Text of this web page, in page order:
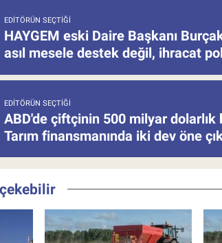
EDITÖRÜN SEÇTIĞI
HAYGEM eski Daire Başkanı
asıl mesele destek değil, ihracat
EDITÖRÜN SEÇTIĞI
ABD'de çiftçinin 500 milyar
Tarım finansmanında iki dev öne